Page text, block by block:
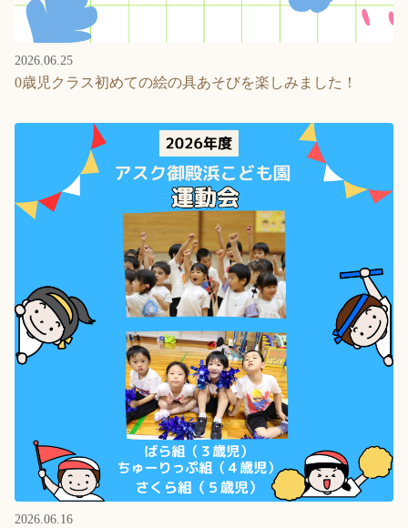
2026.06.25
0歳児クラス初めての絵の具あそびを楽しみました！
2026.06.16